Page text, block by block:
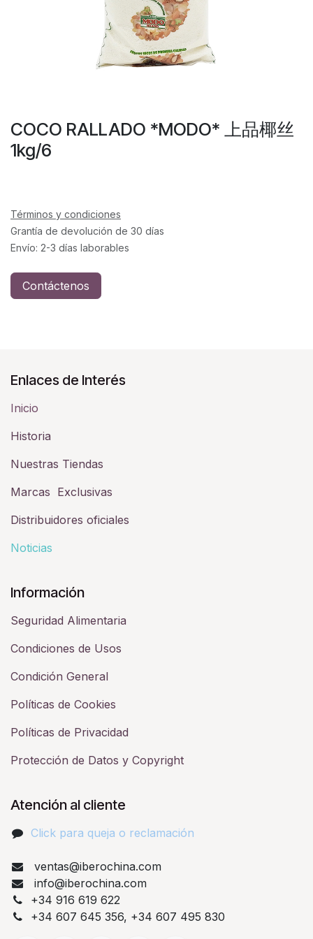
COCO RALLADO *MODO* 上品椰丝
1kg/6
Términos y condiciones
Grantía de devolución de 30 días
Envío: 2-3 días laborables
Contáctenos
Enlaces de Interés
Inicio
Historia​
Nuestras Tiendas
Marcas Exclusivas
Distribuidores oficiales
Noticias
Información
Seguridad Alimentaria
Condiciones de Usos
Condición General
Políticas de Cookies
Políticas de Privacidad
Protección de Datos y Copyright
Atención al cliente
Click para queja o reclamación​
ventas@iberochina.com
info@iberochina.com
+34 916 619 622
+34 607 645 356, +34 607 495 830